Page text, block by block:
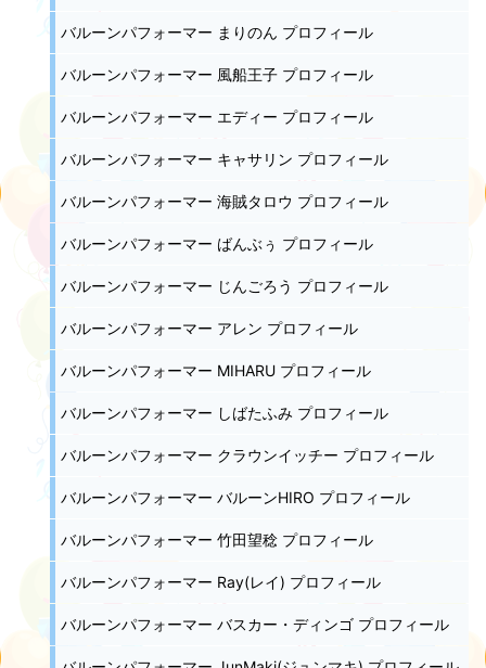
バルーンパフォーマー まりのん プロフィール
バルーンパフォーマー 風船王子 プロフィール
バルーンパフォーマー エディー プロフィール
バルーンパフォーマー キャサリン プロフィール
バルーンパフォーマー 海賊タロウ プロフィール
バルーンパフォーマー ばんぶぅ プロフィール
バルーンパフォーマー じんごろう プロフィール
バルーンパフォーマー アレン プロフィール
バルーンパフォーマー MIHARU プロフィール
バルーンパフォーマー しばたふみ プロフィール
バルーンパフォーマー クラウンイッチー プロフィール
バルーンパフォーマー バルーンHIRO プロフィール
バルーンパフォーマー 竹田望稔 プロフィール
バルーンパフォーマー Ray(レイ) プロフィール
バルーンパフォーマー バスカー・ディンゴ プロフィール